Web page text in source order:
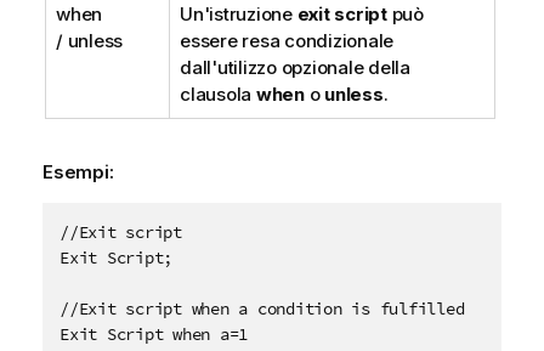
when
/ unless
Un'istruzione exit scriptpuò
essere resa condizionale
dall'utilizzo opzionale della
clausola wheno unless.
Esempi:
//Exit script
Exit Script;
//Exit script when a condition is fulfilled
Exit Script when a=1